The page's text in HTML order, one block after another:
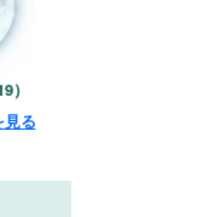
）
る